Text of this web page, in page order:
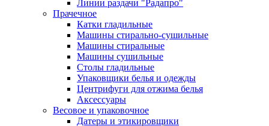
Линии раздачи "Радапро"
Прачечное
Катки гладильные
Машины стирально-сушильные
Машины стиральные
Машины сушильные
Столы гладильные
Упаковщики белья и одежды
Центрифуги для отжима белья
Аксессуары
Весовое и упаковочное
Датеры и этикировщики